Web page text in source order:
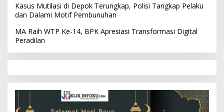
Kasus Mutilasi di Depok Terungkap, Polisi Tangkap Pelaku
dan Dalami Motif Pembunuhan
MA Raih WTP Ke-14, BPK Apresiasi Transformasi Digital
Peradilan